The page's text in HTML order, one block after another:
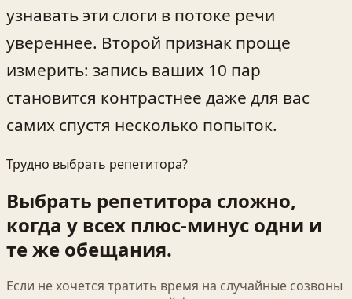
узнавать эти слоги в потоке речи
увереннее. Второй признак проще
измерить: запись ваших 10 пар
становится контрастнее даже для вас
самих спустя несколько попыток.
Трудно выбрать репетитора?
Выбрать репетитора сложно,
когда у всех плюс-минус одни и
те же обещания.
Если не хочется тратить время на случайные созвоны